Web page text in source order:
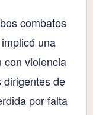
combates
una
con violencia
de
por falta